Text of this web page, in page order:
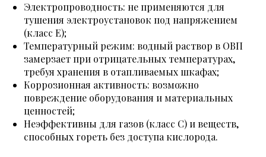
Электропроводность: не применяются для
тушения электроустановок под напряжением
(класс E);
Температурный режим: водный раствор в ОВП
замерзает при отрицательных температурах,
требуя хранения в отапливаемых шкафах;
Коррозионная активность: возможно
повреждение оборудования и материальных
ценностей;
Неэффективны для газов (класс C) и веществ,
способных гореть без доступа кислорода.